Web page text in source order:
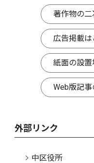
著作物の
広告掲載は
紙面の設置
Web版記
外部リンク
中区役所